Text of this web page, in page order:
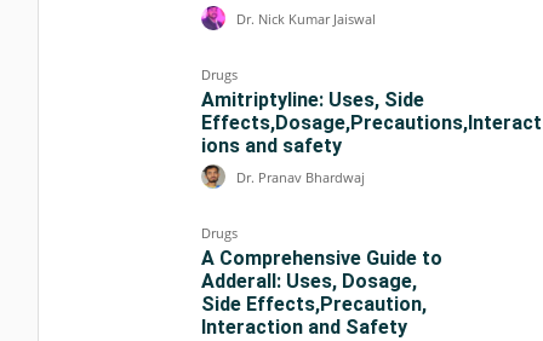
Dr. Nick Kumar Jaiswal
Drugs
Amitriptyline: Uses, Side
Effects,Dosage,Precautions,Interact
ions and safety
Dr. Pranav Bhardwaj
Drugs
A Comprehensive Guide to
Adderall: Uses, Dosage,
Side Effects,Precaution,
Interaction and Safety